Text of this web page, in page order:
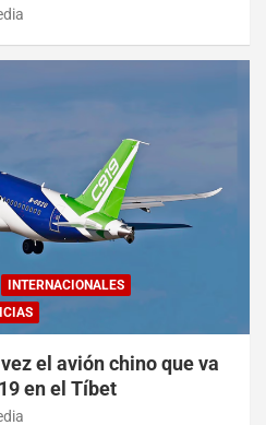
INTERNACIONALES
el avión chino que va
en el Tíbet